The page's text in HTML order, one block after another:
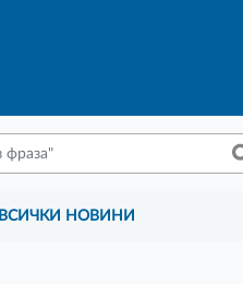
ВСИЧКИ НОВИНИ